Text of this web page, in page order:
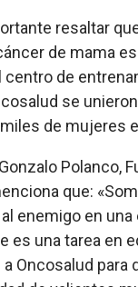
resaltar
de mama
centro de
se
de mujeres
Polanco,
que:
enemigo en
es una tarea en
Oncosalud para